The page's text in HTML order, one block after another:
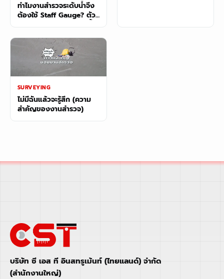
ทำไมงานสำรวจระดับน้ำจึง
ต้องใช้ Staff Gauge? ตัว
ช่วยที่ทำให้การอ่านระดับน้ำ
SURVEYING
ไม่มีฉันแล้วจะรู้สึก (ความ
สำคัญของงานสำรวจ)
บริษัท ซี เอส ที อินสทรูเม้นท์ (ไทยแลนด์) จำกัด
(สำนักงานใหญ่)